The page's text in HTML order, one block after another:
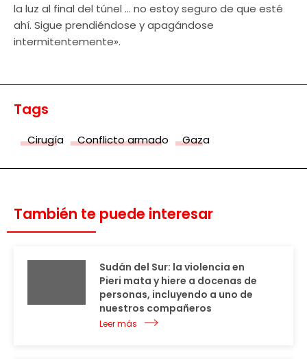
la luz al final del túnel … no estoy seguro de que esté
ahí. Sigue prendiéndose y apagándose
intermitentemente».
Tags
Cirugía Conflicto armado Gaza
También te puede interesar
Sudán del Sur: la violencia en
Pieri mata y hiere a docenas de
personas, incluyendo a uno de
nuestros compañeros
Leer más